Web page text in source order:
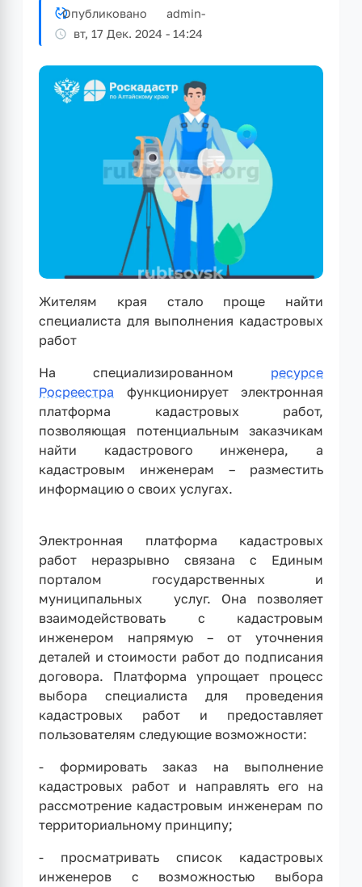
Опубликовано admin-
вт, 17 Дек. 2024 - 14:24
Жителям края стало проще найти
специалиста для выполнения кадастровых
работ
На специализированном ресурсе
Росреестра функционирует электронная
платформа кадастровых работ,
позволяющая потенциальным заказчикам
найти кадастрового инженера, а
кадастровым инженерам – разместить
информацию о своих услугах.
Электронная платформа кадастровых
работ неразрывно связана с Единым
порталом государственных и
муниципальных услуг. Она позволяет
взаимодействовать с кадастровым
инженером напрямую – от уточнения
деталей и стоимости работ до подписания
договора. Платформа упрощает процесс
выбора специалиста для проведения
кадастровых работ и предоставляет
пользователям следующие возможности:
- формировать заказ на выполнение
кадастровых работ и направлять его на
рассмотрение кадастровым инженерам по
территориальному принципу;
- просматривать список кадастровых
инженеров с возможностью выбора